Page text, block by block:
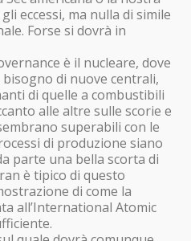
eccessi, ma nulla di simile
Forse si dovrà in
è il nucleare, dove
di nuove centrali,
di quelle a combustibili
alle altre sulle scorie e
superabili con le
di produzione siano
parte una bella scorta di
è tipico di questo
di come la
all’International Atomic